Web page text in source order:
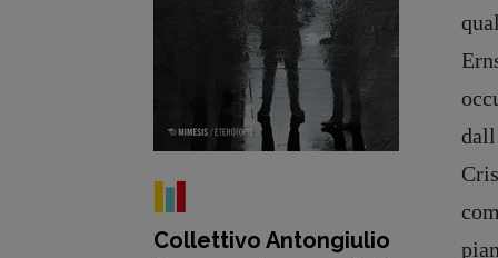
Collettivo Antongiulio